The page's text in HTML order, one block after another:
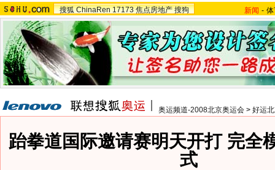
搜狐 ChinaRen 17173 焦点房地产 搜狗 新闻 -
奥运频道-2008北京奥运会 > 好运
跆拳道国际邀请赛明天开打 完全
式